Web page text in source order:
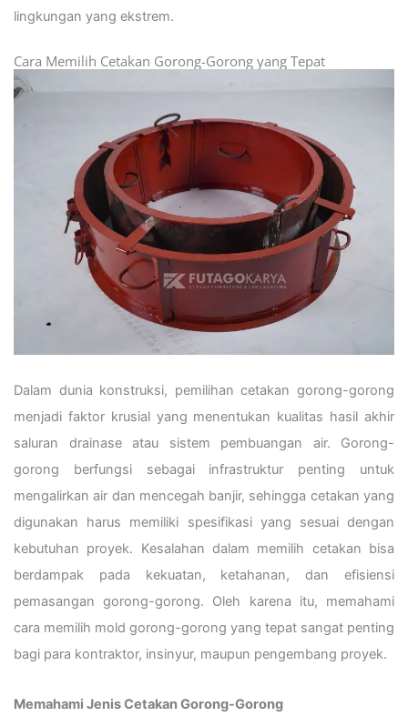
lingkungan yang ekstrem.
Cara Memilih Cetakan Gorong-Gorong yang Tepat
Dalam dunia konstruksi, pemilihan cetakan gorong-gorong
menjadi faktor krusial yang menentukan kualitas hasil akhir
saluran drainase atau sistem pembuangan air. Gorong-
gorong berfungsi sebagai infrastruktur penting untuk
mengalirkan air dan mencegah banjir, sehingga cetakan yang
digunakan harus memiliki spesifikasi yang sesuai dengan
kebutuhan proyek. Kesalahan dalam memilih cetakan bisa
berdampak pada kekuatan, ketahanan, dan efisiensi
pemasangan gorong-gorong. Oleh karena itu, memahami
cara memilih mold gorong-gorong yang tepat sangat penting
bagi para kontraktor, insinyur, maupun pengembang proyek.
Memahami Jenis Cetakan Gorong-Gorong